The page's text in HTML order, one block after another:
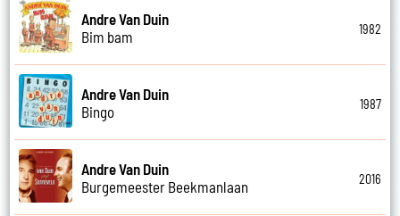
Andre Van Duin
Bim bam
1982
Andre Van Duin
Bingo
1987
Andre Van Duin
Burgemeester Beekmanlaan
2016